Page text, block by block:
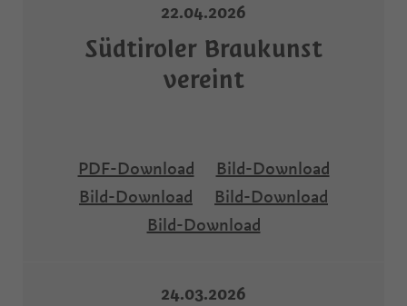
22.04.2026
Südtiroler Braukunst
vereint
PDF-Download
Bild-Download
Bild-Download
Bild-Download
Bild-Download
24.03.2026